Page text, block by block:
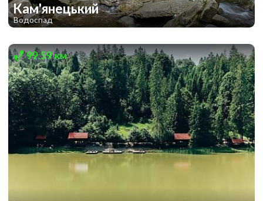
Кам'янецький
Водоспад
1
99.59 км